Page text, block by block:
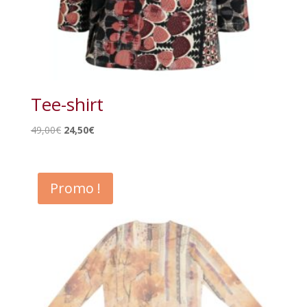
Tee-shirt
49,00€ Le
était :
49,00€.
24,50€Le
est :
24,50€.
Promo !